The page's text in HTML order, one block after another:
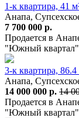
1-к квартира, 41
Анапа,
7 700 000 р.
Продается в
"Южный квартал"
3-к квартира, 86.4
Анапа,
14 000 000 р. 14
Продается в
"Южный квартал"